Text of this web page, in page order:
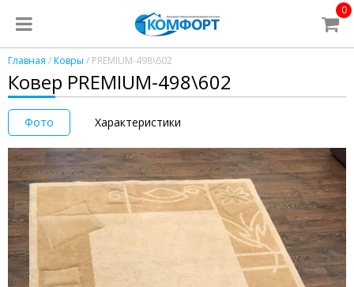
0
Главная /Ковры / PREMIUM-498\602
Ковер PREMIUM-498\602
Фото Характеристики